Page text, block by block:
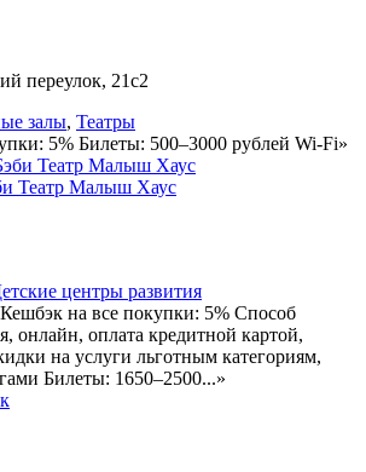
переулок, 21с2
залы, Театры
5% Билеты: 500–3000 рублей Wi-Fi»
Театр Малыш Хаус
центры развития
Кешбэк на все покупки: 5% Способ
онлайн, оплата кредитной картой,
на услуги льготным категориям,
Билеты: 1650–2500...»